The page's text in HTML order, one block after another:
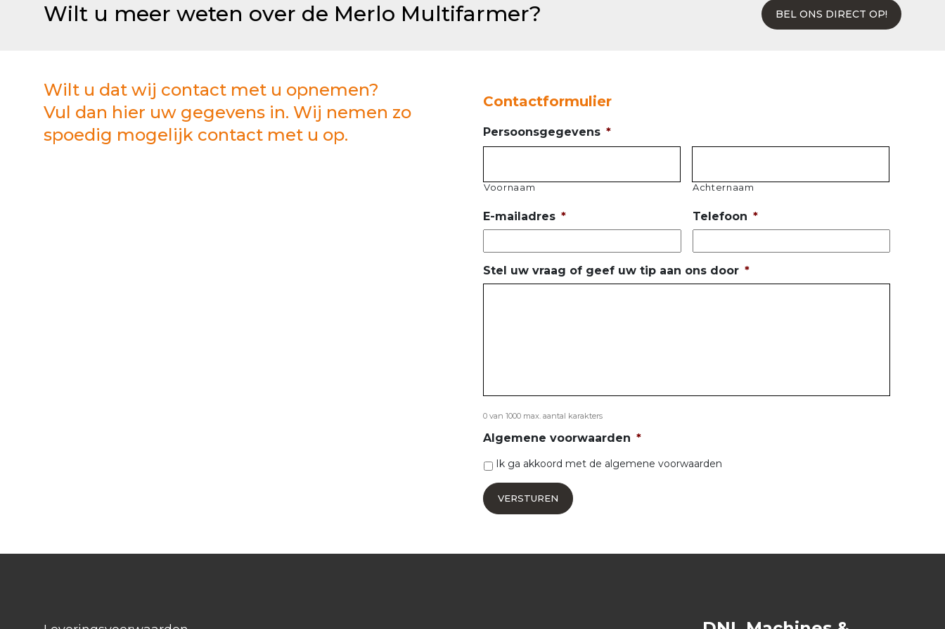
Wilt u meer weten over de Merlo Multifarmer? BEL ONS DIRECT OP!
Wilt u dat wij contact met u opnemen?
Vul dan hier uw gegevens in. Wij nemen zo
spoedig mogelijk contact met u op.
Contactformulier
Persoonsgegevens *
Voornaam Achternaam
E-mailadres * Telefoon *
Stel uw vraag of geef uw tip aan ons door *
0 van 1000 max. aantal karakters
Algemene voorwaarden *
Ik ga akkoord met de algemene voorwaarden